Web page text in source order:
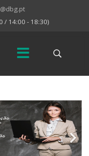
/ 14:00 - 18:30)